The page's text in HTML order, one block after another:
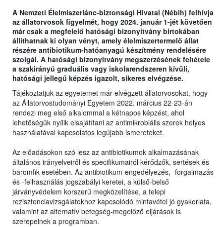
A Nemzeti Élelmiszerlánc-biztonsági Hivatal (Nébih) felhívja
az állatorvosok figyelmét, hogy 2024. január 1-jét követően
már csak a megfelelő hatósági bizonyítvány birtokában
állíthatnak ki olyan vényt, amely élelmiszertermelő állat
részére antibiotikum-hatóanyagú készítmény rendelésére
szolgál. A hatósági bizonyítvány megszerzésének feltétele
a szakirányú graduális vagy iskolarendszeren kívüli,
hatósági jellegű képzés igazolt, sikeres elvégzése.
Tájékoztatjuk az egyetemet már elvégzett állatorvosokat, hogy
az Állatorvostudományi Egyetem 2022. március 22-23-án
rendezi meg első alkalommal a kétnapos képzést, ahol
lehetőségük nyílik elsajátítani az antimikrobiális szerek helyes
használatával kapcsolatos legújabb ismereteket.
Az előadásokon szó lesz az antibiotikumok alkalmazásának
általános irányelveiről és specifikumairól kérődzők, sertések és
baromfik esetében. Az antibiotikum-engedélyezés, -forgalmazás
és -felhasználás jogszabályi keretei, a külső-belső
járványvédelem korszerű megközelítése, a telepi
rezisztenciavizsgálatokhoz kapcsolódó mintavétel jó gyakorlata,
valamint az alternatív betegség-megelőző eljárások is
szerepelnek a programban.